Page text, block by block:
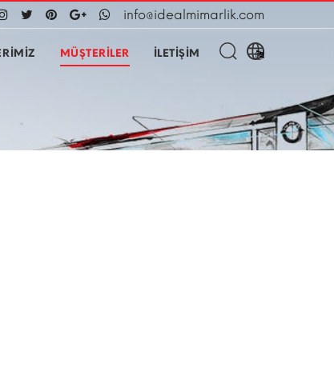
info@idealmimarlik.com
MÜŞTERİLER İLETİŞİM